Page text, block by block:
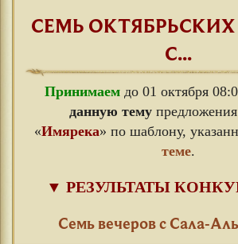
СЕМЬ ОКТЯБРЬСКИХ
С...
Принимаем до 01 октября
данную тему
«Имярека» по шаблону,
теме.
▼ РЕЗУЛЬТАТЫ
Семь вечеров с Сала-